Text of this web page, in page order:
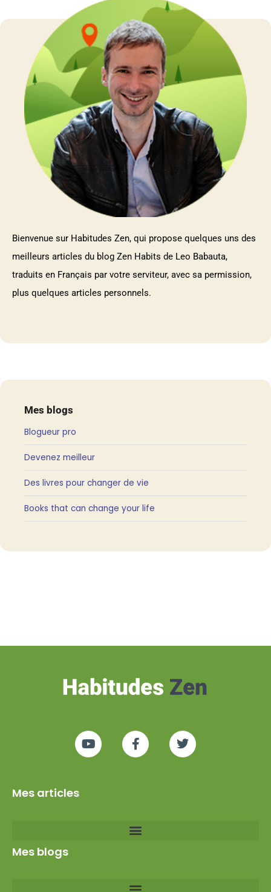
Bienvenue sur Habitudes Zen, qui propose quelques uns des
meilleurs articles du blog Zen Habits de Leo Babauta,
traduits en Français par votre serviteur, avec sa permission,
plus quelques articles personnels.
Mes blogs
Blogueur pro
Devenez meilleur
Des livres pour changer de vie
Books that can change your life
Mes articles
Mes blogs